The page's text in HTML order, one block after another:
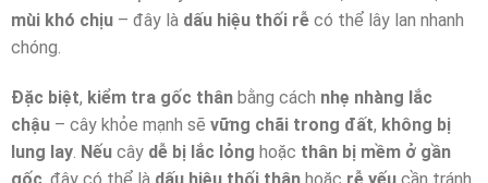
mùi khó chịu – đây là dấu hiệu thối rễ có thể lây lan nhanh
chóng.
Đặc biệt, kiểm tra gốc thân bằng cách nhẹ nhàng lắc
chậu – cây khỏe mạnh sẽ vững chãi trong đất, không bị
lung lay. Nếu cây dễ bị lắc lỏng hoặc thân bị mềm ở gần